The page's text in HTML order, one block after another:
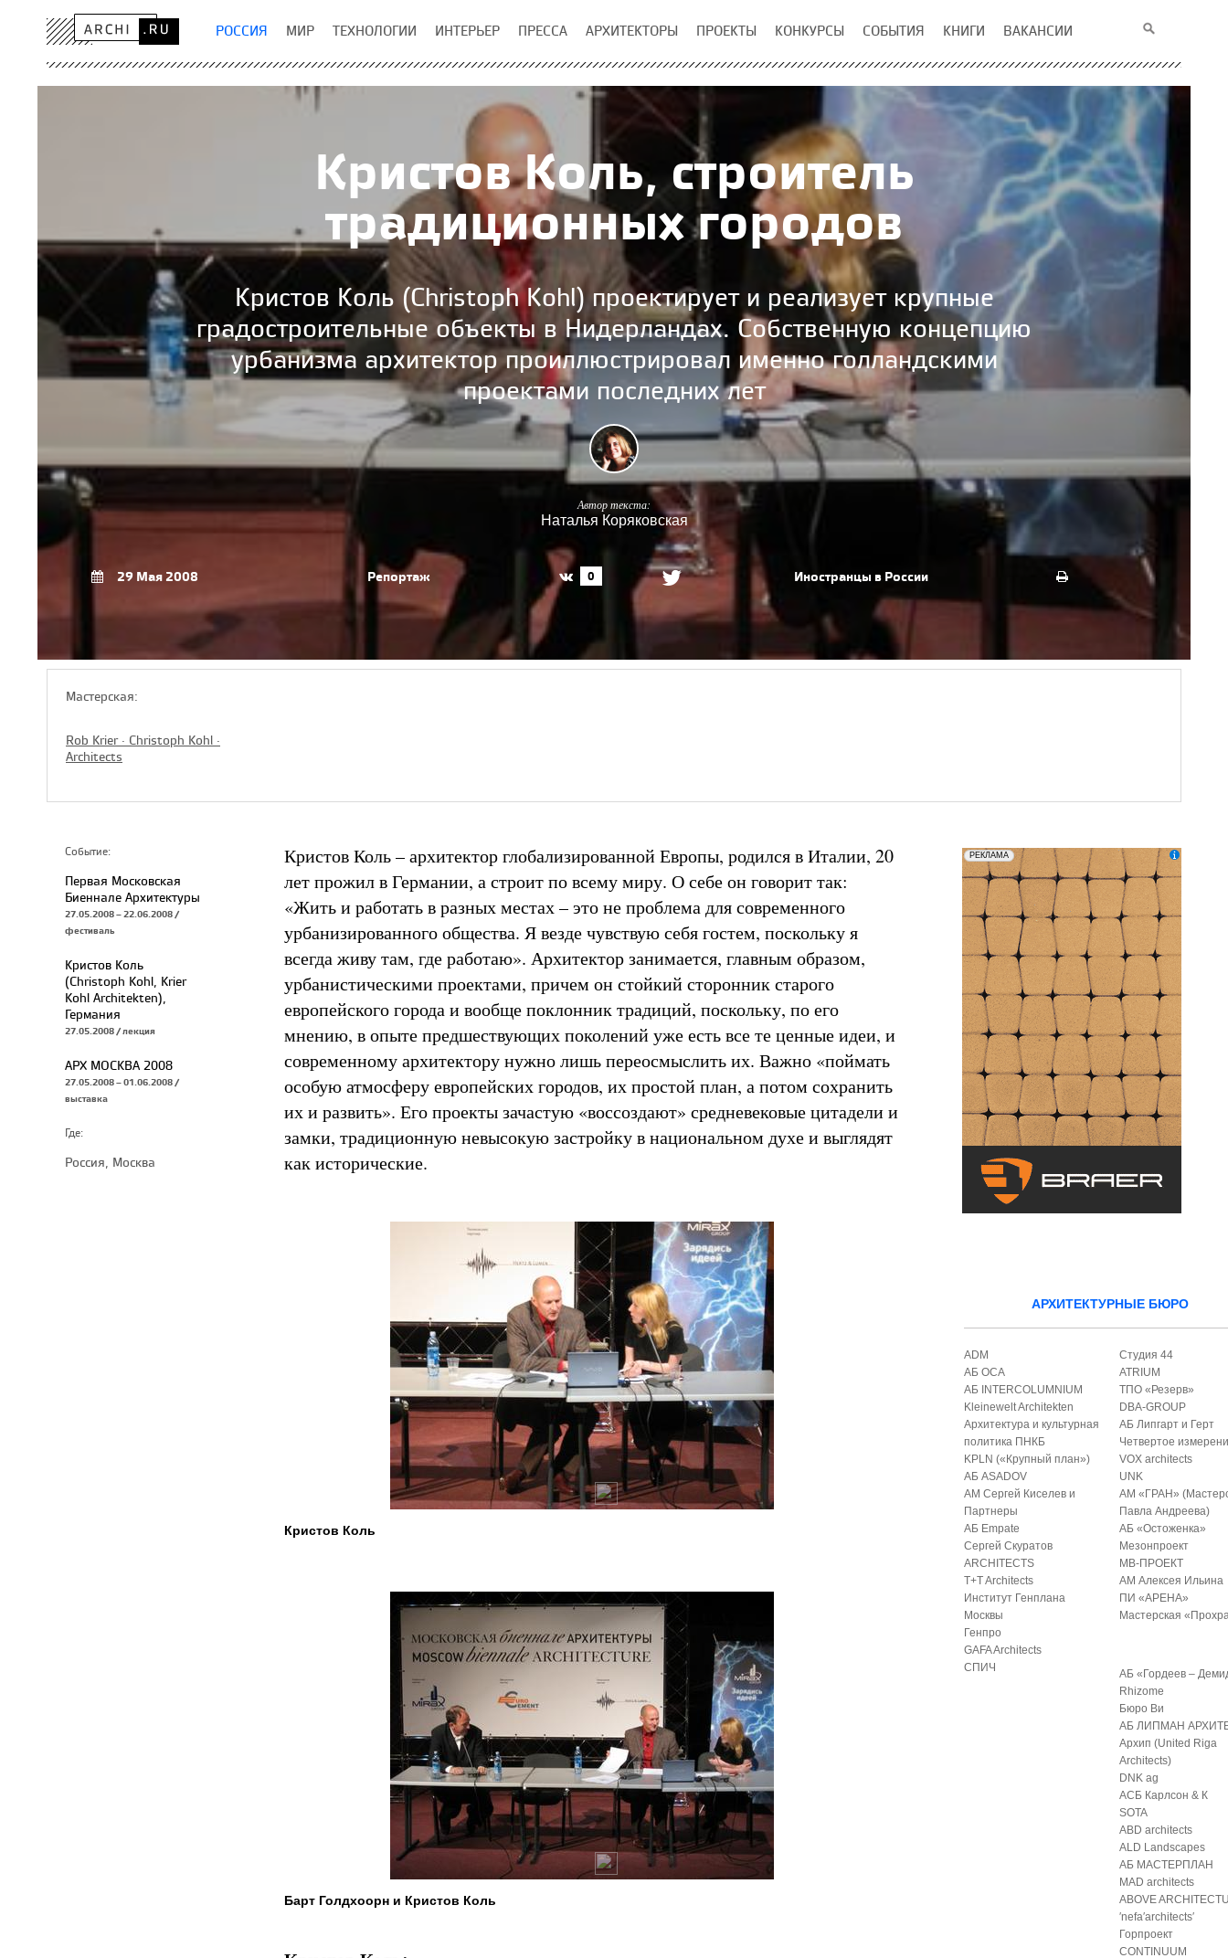
РОССИЯ МИР ТЕХНОЛОГИИ ИНТЕРЬЕР ПРЕССА АРХИТЕКТОРЫ ПРОЕКТЫ КОНКУРСЫ СОБЫТИЯ КНИГИ ВАКАНСИИ
Кристов Коль, строитель
традиционных городов
Кристов Коль (Christoph Kohl) проектирует и реализует крупные
градостроительные объекты в Нидерландах. Собственную концепцию
урбанизма архитектор проиллюстрировал именно голландскими
проектами последних лет
Автор текста:
Наталья Коряковская
29 Мая 2008 Репортаж 0 Иностранцы в России
Мастерская:
Rob Krier · Christoph Kohl ·
Architects
Событие:
Первая Московская
Биеннале Архитектуры
27.05.2008 – 22.06.2008 /
фестиваль
Кристов Коль
(Christoph Kohl, Krier
Kohl Architekten),
Германия
27.05.2008 / лекция
АРХ МОСКВА 2008
27.05.2008 – 01.06.2008 /
выставка
Где:
Россия, Москва
Кристов Коль – архитектор глобализированной Европы, родился в Италии, 20
лет прожил в Германии, а строит по всему миру. О себе он говорит так:
«Жить и работать в разных местах – это не проблема для современного
урбанизированного общества. Я везде чувствую себя гостем, поскольку я
всегда живу там, где работаю». Архитектор занимается, главным образом,
урбанистическими проектами, причем он стойкий сторонник старого
европейского города и вообще поклонник традиций, поскольку, по его
мнению, в опыте предшествующих поколений уже есть все те ценные идеи, и
современному архитектору нужно лишь переосмыслить их. Важно «поймать
особую атмосферу европейских городов, их простой план, а потом сохранить
их и развить». Его проекты зачастую «воссоздают» средневековые цитадели и
замки, традиционную невысокую застройку в национальном духе и выглядят
как исторические.
Кристов Коль
Барт Голдхоорн и Кристов Коль
erid: LatgCAXLX
РЕКЛАМА
ООО «ТД БРАЕР»
АРХИТЕКТУРНЫЕ БЮРО
ADM
АБ ОСА
АБ INTERCOLUMNIUM
Kleinewelt Architekten
Архитектура и культурная
политика ПНКБ
KPLN («Крупный план»)
АБ ASADOV
АМ Сергей Киселев и
Партнеры
АБ Empate
Сергей Скуратов
ARCHITECTS
T+T Architects
Институт Генплана
Москвы
Генпро
GAFA Architects
СПИЧ
Студия 44
ATRIUM
ТПО «Резерв»
DBA-GROUP
АБ Липгарт и Герт
Четвертое
VOX architects
UNK
АМ «ГРАН»
Павла Андреева)
АБ «Остоженка»
Мезонпроект
МВ-ПРОЕКТ
АМ Алексея Ильина
ПИ «АРЕНА»
Мастерская
АБ «Гордеев –
Rhizome
Бюро Ви
АБ ЛИПМАН
Архип (United Riga
Architects)
DNK ag
АСБ Карлсон & К
SOTA
ABD architects
ALD Landscapes
АБ МАСТЕРПЛАН
MAD architects
ABOVE
′nefa′architects′
Горпроект
CONTINUUM